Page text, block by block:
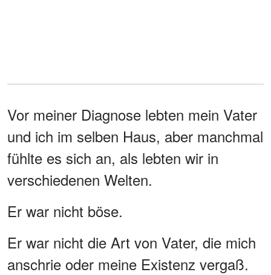
Vor meiner Diagnose lebten mein Vater
und ich im selben Haus, aber manchmal
fühlte es sich an, als lebten wir in
verschiedenen Welten.
Er war nicht böse.
Er war nicht die Art von Vater, die mich
anschrie oder meine Existenz vergaß.